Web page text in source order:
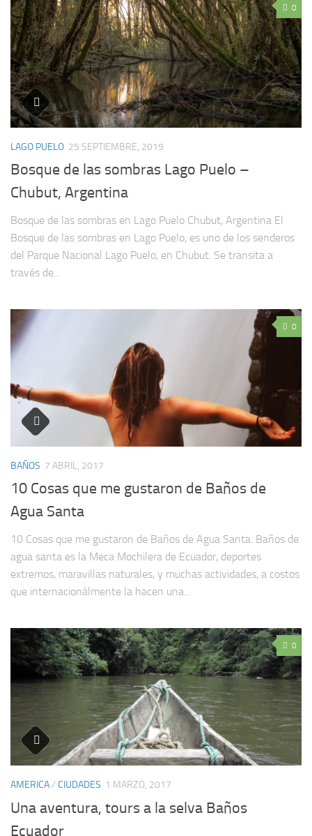
0
LAGO PUELO 25 SEPTIEMBRE, 2019
Bosque de las sombras Lago Puelo –
Chubut, Argentina
Bosque de las sombras en Lago Puelo Chubut, Argentina El
Bosque de las sombras en Lago Puelo, es uno de los senderos
del Parque Nacional Lago Puelo, en Chubut. Se transita a
través de...
0
BAÑOS 7 ABRIL, 2017
10 Cosas que me gustaron de Baños de
Agua Santa
10 Cosas que me gustaron de Baños de Agua Santa. Baños de
agua santa es la Meca Mochilera de Ecuador, deportes
extremos, maravillas naturales, y muchas actividades, a costos
que internacionálmente la hacen una...
0
AMERICA/ CIUDADES 1 MARZO, 2017
Una aventura, tours a la selva Baños
Ecuador